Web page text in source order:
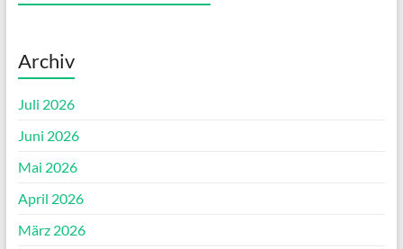
Archiv
Juli 2026
Juni 2026
Mai 2026
April 2026
März 2026